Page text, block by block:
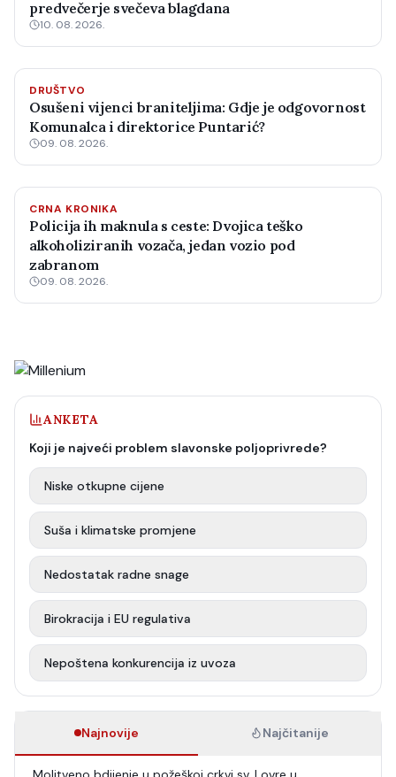
predvečerje svečeva blagdana
10. 08. 2026.
DRUŠTVO
Osušeni vijenci braniteljima: Gdje je odgovornost
Komunalca i direktorice Puntarić?
09. 08. 2026.
CRNA KRONIKA
Policija ih maknula s ceste: Dvojica teško
alkoholiziranih vozača, jedan vozio pod
zabranom
09. 08. 2026.
ANKETA
Koji je najveći problem slavonske poljoprivrede?
Niske otkupne cijene
Suša i klimatske promjene
Nedostatak radne snage
Birokracija i EU regulativa
Nepoštena konkurencija iz uvoza
Najnovije Najčitanije